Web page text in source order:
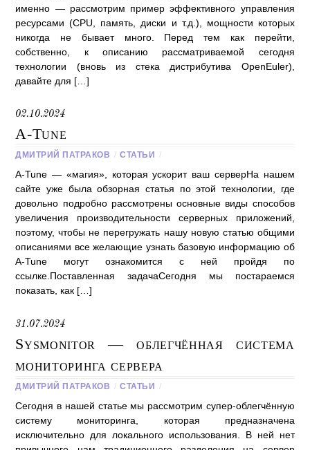
именно — рассмотрим пример эффективного управления
ресурсами (CPU, память, диски и т.д.), мощности которых
никогда не бывает много. Перед тем как перейти,
собственно, к описанию рассматриваемой сегодня
технологии (вновь из стека дистрибутива OpenEuler),
давайте для […]
02.10.2024
A-Tune
ДМИТРИЙ ПАТРАКОВ / СТАТЬИ /
A-Tune — «магия», которая ускорит ваш серверНа нашем
сайте уже была обзорная статья по этой технологии, где
довольно подробно рассмотрены основные виды способов
увеличения производительности серверных приложений,
поэтому, чтобы не перегружать нашу новую статью общими
описаниями все желающие узнать базовую информацию об
A-Tune могут ознакомится с ней пройдя по
ссылке.Поставленная задачаСегодня мы постараемся
показать, как […]
31.07.2024
Sysmonitor — облегчённая система
мониторинга сервера
ДМИТРИЙ ПАТРАКОВ / СТАТЬИ /
Сегодня в нашей статье мы рассмотрим супер-облегчённую
систему мониторинга, которая предназначена
исключительно для локального использования. В ней нет